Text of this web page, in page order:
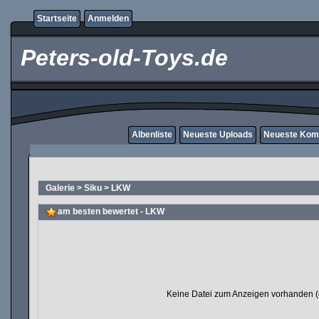
Startseite Anmelden
Peters-old-Toys.de
Albenliste Neueste Uploads Neueste
Galerie > Siku > LKW
am besten bewertet - LKW
Keine Datei zum Anzeigen vorhanden